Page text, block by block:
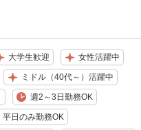
大学生歓迎 女性活躍中
ミドル（40代～）活躍中
週2～3日勤務OK
平日のみ勤務OK